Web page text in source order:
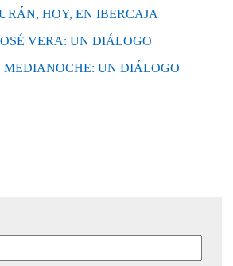
HOY, EN IBERCAJA
VERA: UN DIÁLOGO
MEDIANOCHE: UN DIÁLOGO